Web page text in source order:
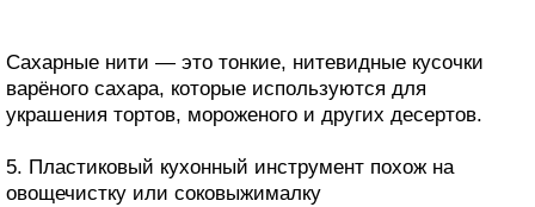
Сахарные нити — это тонкие, нитевидные кусочки
варёного сахара, которые используются для
украшения тортов, мороженого и других десертов.
5. Пластиковый кухонный инструмент похож на
овощечистку или соковыжималку